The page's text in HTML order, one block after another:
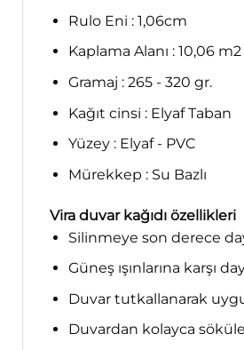
Rulo Eni : 1,06cm
Kaplama Alanı : 10,06 m2
Gramaj : 265 - 320 gr.
Kağıt cinsi : Elyaf Taban
Yüzey : Elyaf - PVC
Mürekkep : Su Bazlı
Vira duvar kağıdı özellikleri
Silinmeye son derece
Güneş ışınlarına karşı
Duvar tutkallanarak
Duvardan kolayca